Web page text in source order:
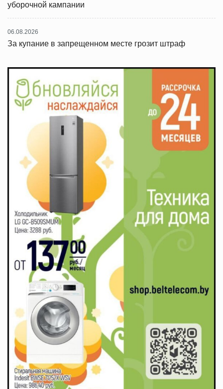
уборочной кампании
06.08.2026
За купание в запрещенном месте грозит штраф